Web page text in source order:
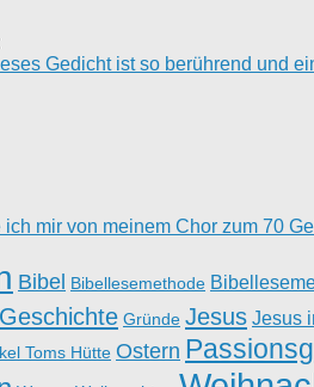
Gedicht ist so berührend und
mir von meinem Chor zum 70
Bibel Bibellesemethode
Geschichte Gründe Jesus Jesus
Toms Hütte Ostern